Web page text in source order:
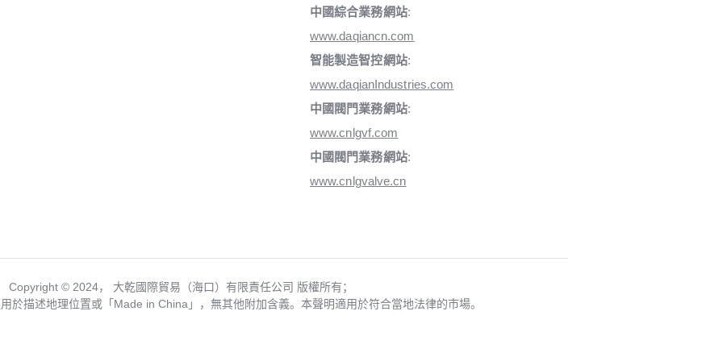
中國綜合業務網站:
www.daqiancn.com
智能製造智控網站:
www.daqianIndustries.com
中國閥門業務網站:
www.cnlgvf.com
中國閥門業務網站:
www.cnlgvalve.cn
Copyright ©️ 2024， 大乾國際貿易（海口）有限責任公司 版權所有；
於描述地理位置或「Made in China」，無其他附加含義。本聲明適用於符合當地法律的市場。